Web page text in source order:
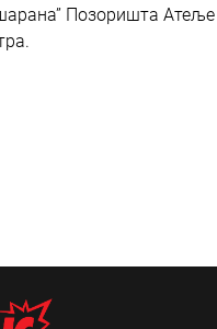
Позоришта Атеље